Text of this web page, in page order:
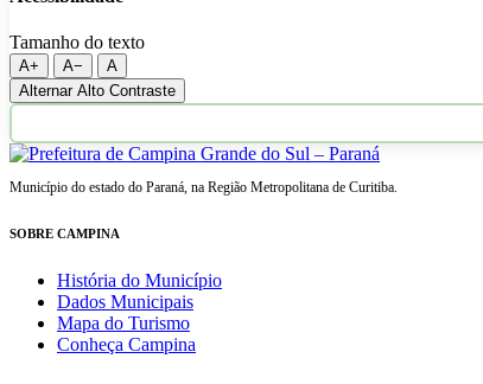
Tamanho do texto
A+ A−
A
Alternar Alto Contraste
Município do estado do Paraná, na Região Metropolitana de Curitiba.
SOBRE CAMPINA
História do Município
Dados Municipais
Mapa do Turismo
Conheça Campina